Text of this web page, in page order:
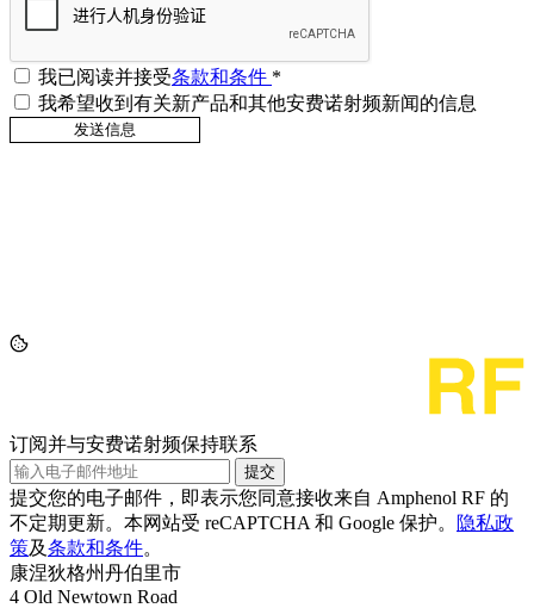
我已阅读并接受条款和条件 *
我希望收到有关新产品和其他安费诺射频新闻的信息
订阅并与安费诺射频保持联系
提交
提交您的电子邮件，即表示您同意接收来自 Amphenol RF 的
不定期更新。本网站受 reCAPTCHA 和 Google 保护。
隐私政
策及条款和条件。
康涅狄格州丹伯里市
4 Old Newtown Road